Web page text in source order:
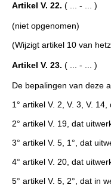
Artikel V. 22. ( ... - ... )
(niet opgenomen)
(Wijzigt artikel 10 van
Artikel V. 23. ( ... - ... )
De bepalingen van deze
1° artikel V. 2, V. 3, V.
2° artikel V. 19, dat
3° artikel V. 5, 1°, dat
4° artikel V. 20, dat
5° artikel V. 5, 2°, dat in